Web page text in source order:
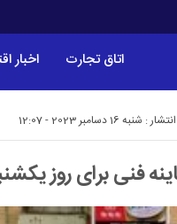
اتاق تجارت اخبار
شنبه 16 دسامبر 2023 - 12:07
فنی برای روز